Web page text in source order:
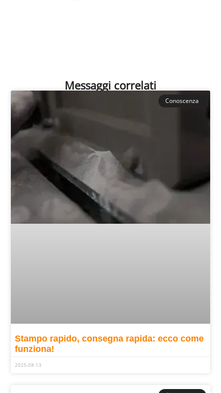
Messaggi correlati
Conoscenza
Stampo rapido, consegna rapida: ecco come
funziona!
2025-08-13